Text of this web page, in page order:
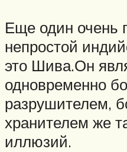
Еще один очень
непростой
это Шива.Он
одновременно
разрушителем,
хранителем же
иллюзий.